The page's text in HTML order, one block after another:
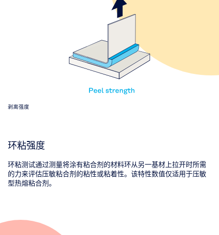
剥离强度
环粘强度
环粘测试通过测量将涂有粘合剂的材料环从另一基材上拉开时所需
的力来评估压敏粘合剂的粘性或粘着性。该特性数值仅适用于压敏
型热熔粘合剂。